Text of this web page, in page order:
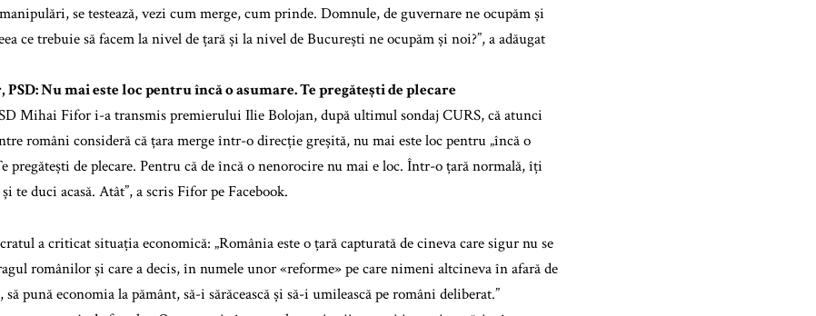
se testează, vezi cum merge, cum prinde. Domnule, de guvernare ne ocupăm și
ce trebuie să facem la nivel de țară și la nivel de București ne ocupăm și noi?”, a adăugat
Nu mai este loc pentru încă o asumare. Te pregătești de plecare
Mihai Fifor i-a transmis premierului Ilie Bolojan, după ultimul sondaj CURS, că atunci
români consideră că țara merge într-o direcție greșită, nu mai este loc pentru „încă o
pregătești de plecare. Pentru că de încă o nenorocire nu mai e loc. Într-o țară normală, îți
te duci acasă. Atât”, a scris Fifor pe Facebook.
a criticat situația economică: „România este o țară capturată de cineva care sigur nu se
românilor și care a decis, în numele unor «reforme» pe care nimeni altcineva în afară de
să pună economia la pământ, să-i sărăcească și să-i umilească pe români deliberat.”